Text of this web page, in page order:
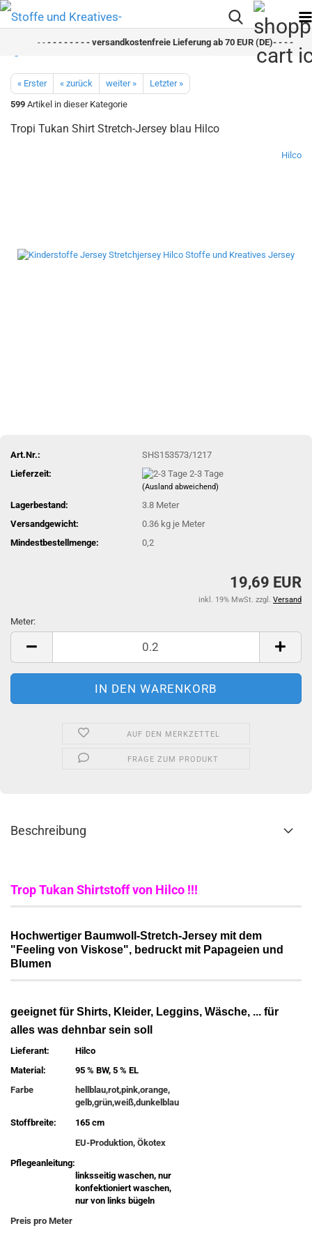
- - - - - - - - versandkostenfreie Lieferung ab 70 EUR (DE)- - - - - - -
« Erster « zurück weiter »
Letzter »
599 Artikel in dieser Kategorie
Tropi Tukan Shirt Stretch-Jersey blau Hilco
Hilco
Art.Nr.:
SHS153573/1217
Lieferzeit:
2-3 Tage
(Ausland abweichend)
Lagerbestand: 3.8 Meter
Versandgewicht:
0.36 kg je Meter
Mindestbestellmenge:
0,2
19,69 EUR
inkl. 19% MwSt. zzgl. Versand
Meter:
Meter
AUF DEN MERKZETTEL
FRAGE ZUM PRODUKT
Beschreibung
Trop Tukan Shirtstoff von Hilco !!!
Hochwertiger Baumwoll-Stretch-Jersey mit dem
"Feeling von Viskose", bedruckt mit Papageien und
Blumen
geeignet für Shirts, Kleider, Leggins, Wäsche, ... für
alles was dehnbar sein soll
Lieferant:
Hilco
Material:
95 % BW, 5 % EL
Farbe
hellblau,rot,pink,orange,
gelb,grün,weiß,dunkelblau
Stoffbreite:
165 cm
EU-Produktion, Ökotex
Pflegeanleitung:
linksseitig waschen, nur
konfektioniert waschen,
nur von links bügeln
Preis pro Meter